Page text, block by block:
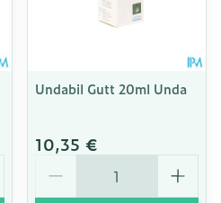
Undabil Gutt 20ml Unda
10,35 €